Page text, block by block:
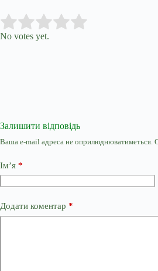
Rate this item:
No votes yet.
Залишити відповідь
Ваша e-mail адреса не оприлюднюватиметься.
Ім’я *
Додати коментар *